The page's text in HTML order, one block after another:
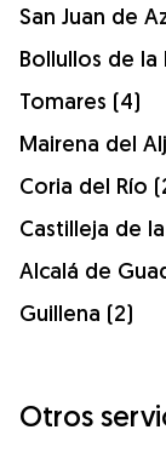
San Juan de
Bollullos de
Tomares (4)
Mairena del
Coria del Río
Castilleja de
Alcalá de
Guillena (2)
Otros